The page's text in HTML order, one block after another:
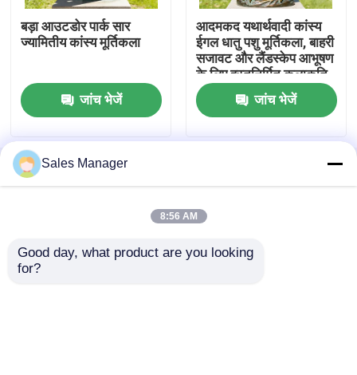
कस्टम कांस्य मूर्तिकला
पानी का फव्वारा मूर्तिकला
कास्टिंग स्टेनलेस स्टील मूर्तिकला
लक्जरी फर्नीचर कला
बड़ा आउटडोर पार्क सार
ज्यामितीय कांस्य मूर्तिकला
जांच भेजें
आदमकद यथार्थवादी कांस्य
ईगल धातु पशु मूर्तिकला, बाहरी
सजावट और लैंडस्केप आभूषण
के लिए हस्तनिर्मित कलाकृति
जांच भेजें
होम हमारे बारे में
Sitemap
Privacy Policy
गुणवत्ताजाली धातु की मूर्ति चीन का कारखाना.Copyright ©
Sales Manager
8:56 AM
Good day, what product are you looking
for?